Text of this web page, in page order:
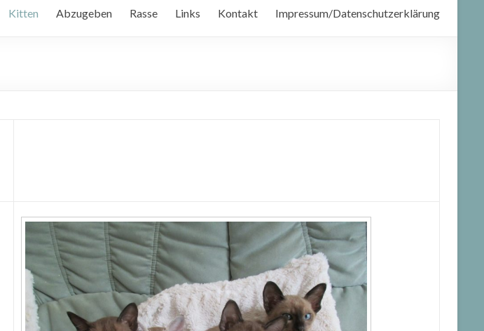
Kitten Abzugeben Rasse Links Kontakt Impressum/Datenschutzerklärung